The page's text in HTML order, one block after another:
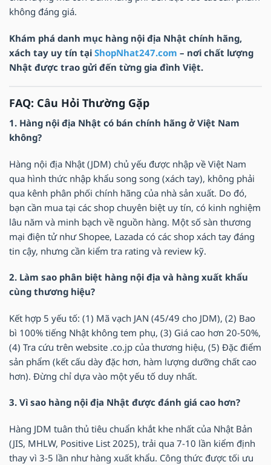
không đáng giá.
Khám phá danh mục hàng nội địa Nhật chính hãng,
xách tay uy tín tại ShopNhat247.com – nơi chất lượng
Nhật được trao gửi đến từng gia đình Việt.
FAQ: Câu Hỏi Thường Gặp
1. Hàng nội địa Nhật có bán chính hãng ở Việt Nam
không?
Hàng nội địa Nhật (JDM) chủ yếu được nhập về Việt Nam
qua hình thức nhập khẩu song song (xách tay), không phải
qua kênh phân phối chính hãng của nhà sản xuất. Do đó,
bạn cần mua tại các shop chuyên biệt uy tín, có kinh nghiệm
lâu năm và minh bạch về nguồn hàng. Một số sàn thương
mại điện tử như Shopee, Lazada có các shop xách tay đáng
tin cậy, nhưng cần kiểm tra rating và review kỹ.
2. Làm sao phân biệt hàng nội địa và hàng xuất khẩu
cùng thương hiệu?
Kết hợp 5 yếu tố: (1) Mã vạch JAN (45/49 cho JDM), (2) Bao
bì 100% tiếng Nhật không tem phụ, (3) Giá cao hơn 20-50%,
(4) Tra cứu trên website .co.jp của thương hiệu, (5) Đặc điểm
sản phẩm (kết cấu dày đặc hơn, hàm lượng dưỡng chất cao
hơn). Đừng chỉ dựa vào một yếu tố duy nhất.
3. Vì sao hàng nội địa Nhật được đánh giá cao hơn?
Hàng JDM tuân thủ tiêu chuẩn khắt khe nhất của Nhật Bản
(JIS, MHLW, Positive List 2025), trải qua 7-10 lần kiểm định
thay vì 3-5 lần như hàng xuất khẩu. Công thức được tối ưu